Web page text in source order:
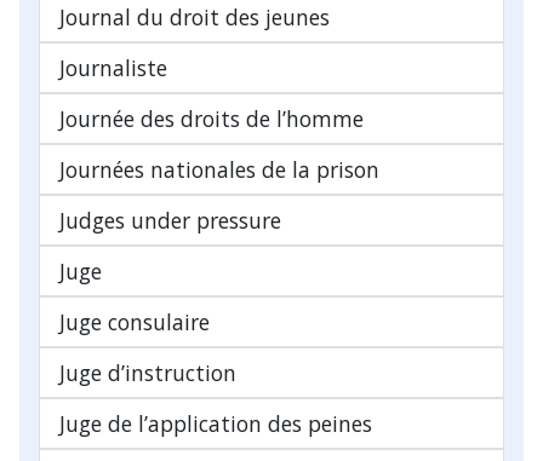
Journal du droit des jeunes
Journaliste
Journée des droits de l’homme
Journées nationales de la prison
Judges under pressure
Juge
Juge consulaire
Juge d’instruction
Juge de l’application des peines